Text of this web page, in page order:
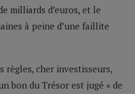
milliards d’euros, et le
à peine d’une faillite
règles, cher investisseurs,
bon du Trésor est jugé « de